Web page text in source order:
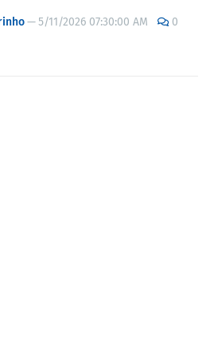
—5/11/2026 07:30:00 AM 0